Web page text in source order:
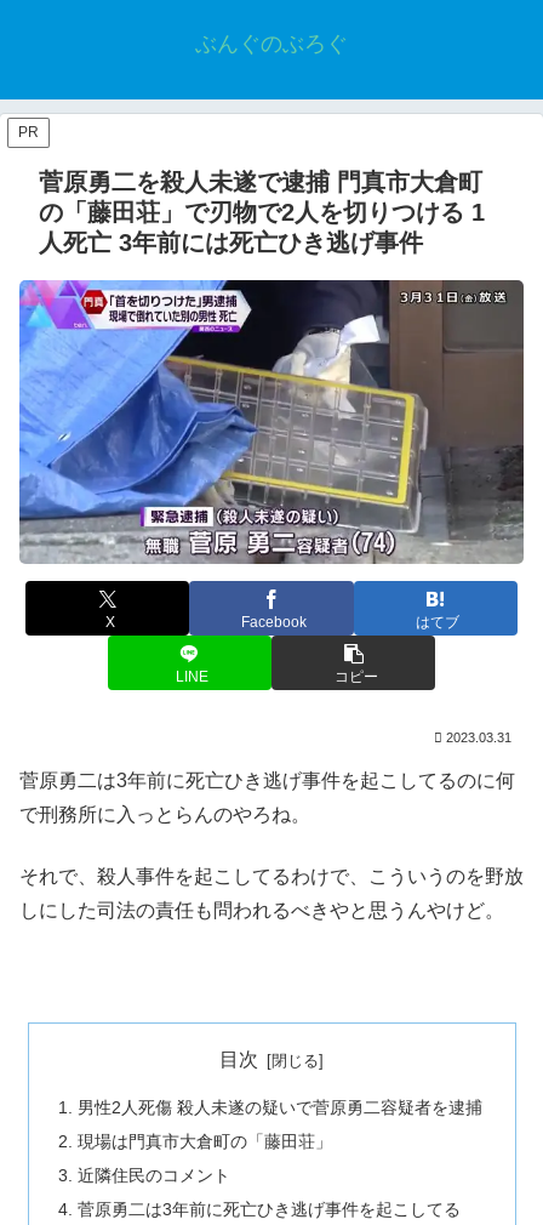
ぶんぐのぶろぐ
PR
菅原勇二を殺人未遂で逮捕 門真市大倉町
の「藤田荘」で刃物で2人を切りつける 1
人死亡 3年前には死亡ひき逃げ事件
X Facebook はてブ
LINE コピー
2023.03.31
菅原勇二は3年前に死亡ひき逃げ事件を起こしてるのに何
で刑務所に入っとらんのやろね。
それで、殺人事件を起こしてるわけで、こういうのを野放
しにした司法の責任も問われるべきやと思うんやけど。
目次
男性2人死傷 殺人未遂の疑いで菅原勇二容疑者を逮捕
現場は門真市大倉町の「藤田荘」
近隣住民のコメント
菅原勇二は3年前に死亡ひき逃げ事件を起こしてる